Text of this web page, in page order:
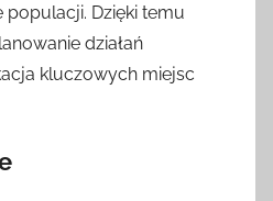
Dzięki temu
działań
kluczowych miejsc